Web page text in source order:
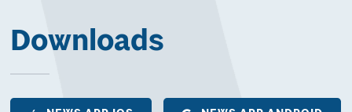
Downloads